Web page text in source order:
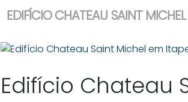
EDIFÍCIO CHATEAU SAINT
Edifício Chateau